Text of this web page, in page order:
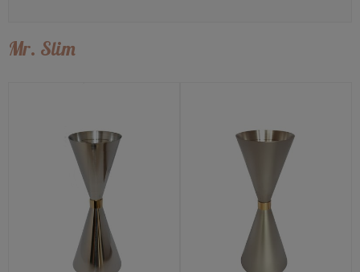
Mr. Slim